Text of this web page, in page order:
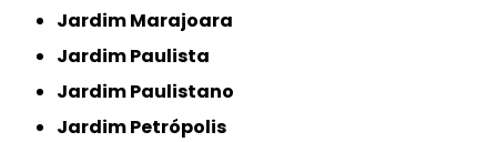
Jardim Marajoara
Jardim Paulista
Jardim Paulistano
Jardim Petrópolis